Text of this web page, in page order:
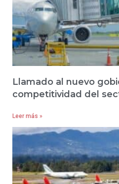
Llamado al nuevo
competitividad del
Leer más »